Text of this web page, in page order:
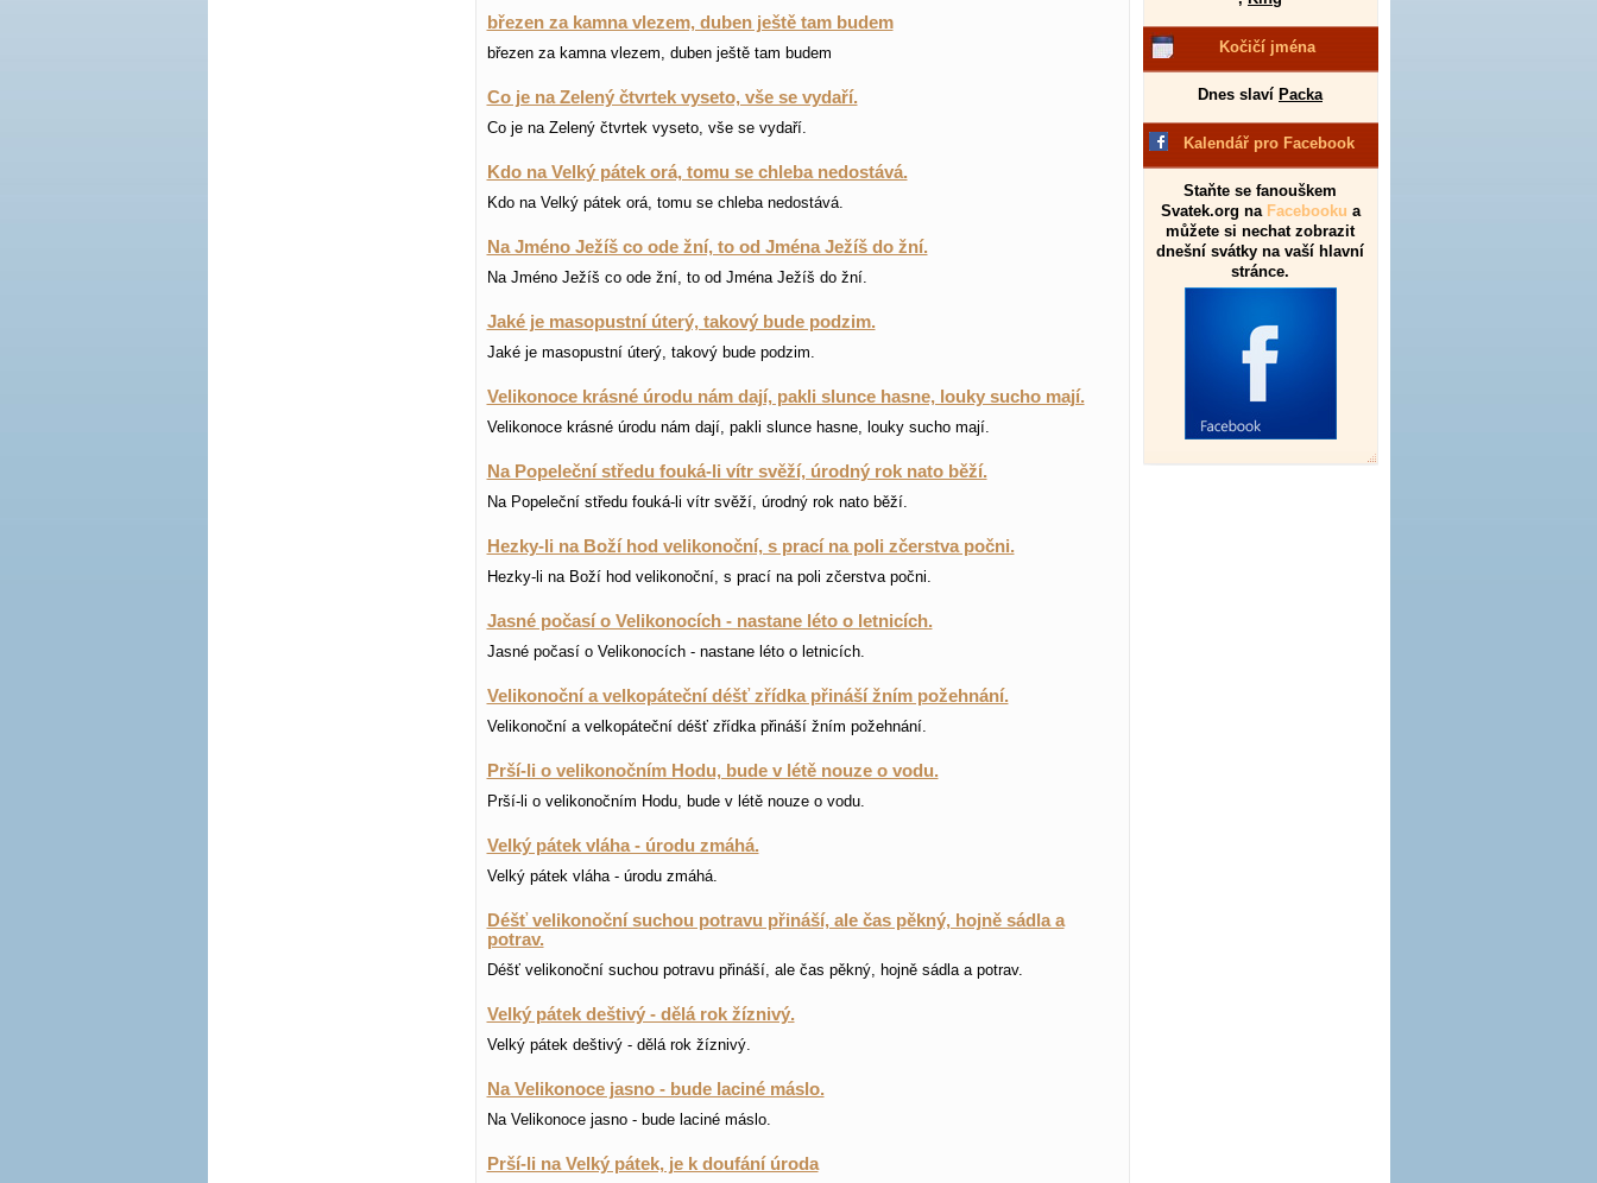
březen za kamna vlezem, duben ještě tam budem
březen za kamna vlezem, duben ještě tam budem
Co je na Zelený čtvrtek vyseto, vše se vydaří.
Co je na Zelený čtvrtek vyseto, vše se vydaří.
Kdo na Velký pátek orá, tomu se chleba nedostává.
Kdo na Velký pátek orá, tomu se chleba nedostává.
Na Jméno Ježíš co ode žní, to od Jména Ježíš do žní.
Na Jméno Ježíš co ode žní, to od Jména Ježíš do žní.
Jaké je masopustní úterý, takový bude podzim.
Jaké je masopustní úterý, takový bude podzim.
Velikonoce krásné úrodu nám dají, pakli slunce hasne, louky sucho mají.
Velikonoce krásné úrodu nám dají, pakli slunce hasne, louky sucho mají.
Na Popeleční středu fouká-li vítr svěží, úrodný rok nato běží.
Na Popeleční středu fouká-li vítr svěží, úrodný rok nato běží.
Hezky-li na Boží hod velikonoční, s prací na poli zčerstva počni.
Hezky-li na Boží hod velikonoční, s prací na poli zčerstva počni.
Jasné počasí o Velikonocích - nastane léto o letnicích.
Jasné počasí o Velikonocích - nastane léto o letnicích.
Velikonoční a velkopáteční déšť zřídka přináší žním požehnání.
Velikonoční a velkopáteční déšť zřídka přináší žním požehnání.
Prší-li o velikonočním Hodu, bude v létě nouze o vodu.
Prší-li o velikonočním Hodu, bude v létě nouze o vodu.
Velký pátek vláha - úrodu zmáhá.
Velký pátek vláha - úrodu zmáhá.
Déšť velikonoční suchou potravu přináší, ale čas pěkný, hojně sádla a
potrav.
Déšť velikonoční suchou potravu přináší, ale čas pěkný, hojně sádla a potrav.
Velký pátek deštivý - dělá rok žíznivý.
Velký pátek deštivý - dělá rok žíznivý.
Na Velikonoce jasno - bude laciné máslo.
Na Velikonoce jasno - bude laciné máslo.
Prší-li na Velký pátek, je k doufání úroda
Kočičí jména
Dnes slaví Packa
Kalendář pro Facebook
Staňte se fanouškem
Svatek.org na Facebooku a
můžete si nechat zobrazit
dnešní svátky na vaší hlavní
stránce.